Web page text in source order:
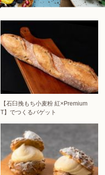
【石臼挽もち小麦粉 紅×Premium
T】でつくるバゲット